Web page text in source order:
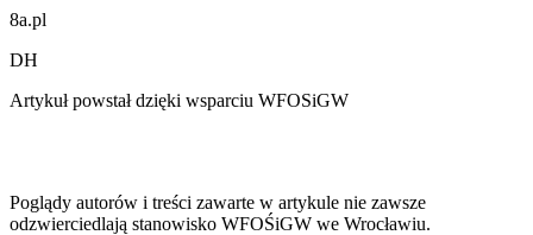
8a.pl
DH
Artykuł powstał dzięki wsparciu WFOSiGW
Poglądy autorów i treści zawarte w artykule nie zawsze
odzwierciedlają stanowisko WFOŚiGW we Wrocławiu.